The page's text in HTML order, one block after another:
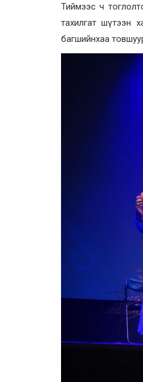
Тиймээс ч
тахилгат шүтээн
багшийнхаа